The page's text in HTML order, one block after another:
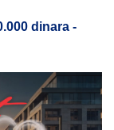
dinara -